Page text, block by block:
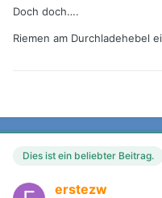
Doch doch….
Riemen am Durchladehebel
Dies ist ein beliebter Beitrag.
erstezw